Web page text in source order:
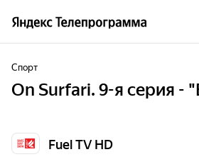
Спорт
On Surfari. 9-я серия -
Fuel TV HD